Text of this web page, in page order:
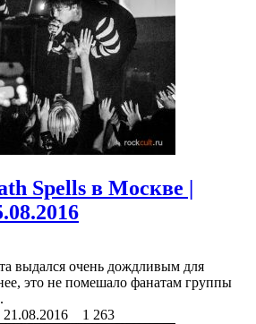
Spells в Москве |
выдался очень дождливым для
это не помешало фанатам группы
21.08.2016 1 263